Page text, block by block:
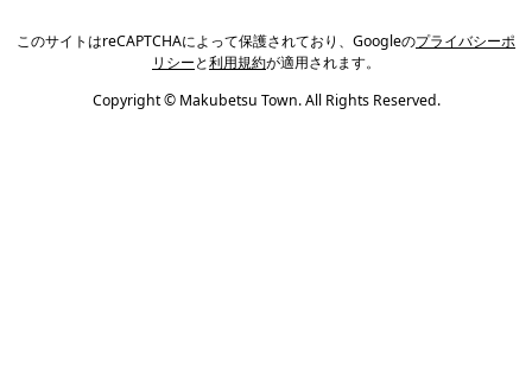
このサイトはreCAPTCHAによって保護されており、Googleのプライバシーポ
リシーと利用規約が適用されます。
Copyright © Makubetsu Town. All Rights Reserved.